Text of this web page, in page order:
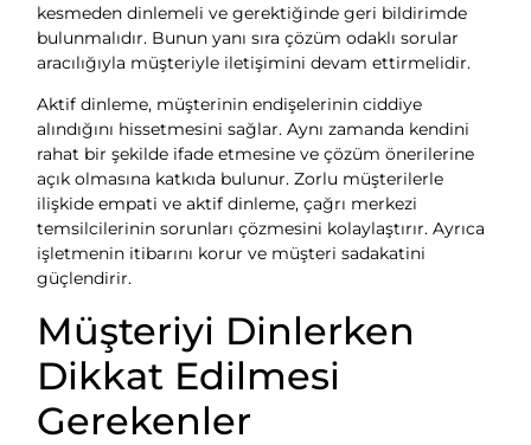
kesmeden dinlemeli ve gerektiğinde geri bildirimde
bulunmalıdır. Bunun yanı sıra çözüm odaklı sorular
aracılığıyla müşteriyle iletişimini devam ettirmelidir.
Aktif dinleme, müşterinin endişelerinin ciddiye
alındığını hissetmesini sağlar. Aynı zamanda kendini
rahat bir şekilde ifade etmesine ve çözüm önerilerine
açık olmasına katkıda bulunur. Zorlu müşterilerle
ilişkide empati ve aktif dinleme, çağrı merkezi
temsilcilerinin sorunları çözmesini kolaylaştırır. Ayrıca
işletmenin itibarını korur ve müşteri sadakatini
güçlendirir.
Müşteriyi Dinlerken
Dikkat Edilmesi
Gerekenler